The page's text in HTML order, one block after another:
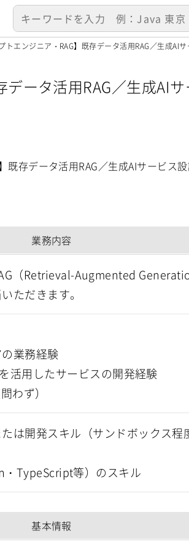
トエンジニア・RAG】既存データ活用RAG／生成AI
データ活用RAG／生成AI
既存データ活用RAG／生成AIサービス
業務内容
（Retrieval-Augmented
ただきます。
業務経験
活用したサービスの開発経験
わず）
は開発スキル（サンドボックス程
・TypeScript等）のスキル
基本情報